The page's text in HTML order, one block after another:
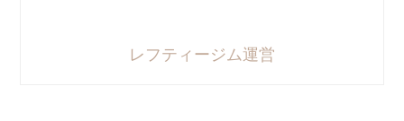
レフティージム運営